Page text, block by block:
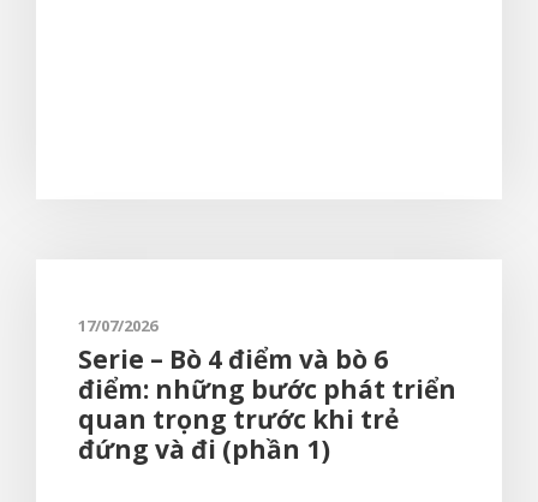
17/07/2026
Serie – Bò 4 điểm và bò 6
điểm: những bước phát triển
quan trọng trước khi trẻ
đứng và đi (phần 1)